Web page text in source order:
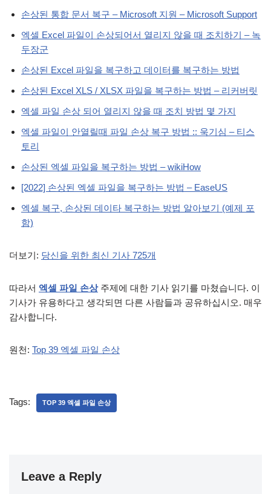
손상된 통합 문서 복구 – Microsoft 지원 – Microsoft Support
엑셀 Excel 파일이 손상되어서 열리지 않을 때 조치하기 – 녹
두장군
손상된 Excel 파일을 복구하고 데이터를 복구하는 방법
손상된 Excel XLS / XLSX 파일을 복구하는 방법 – 리커버릿
엑셀 파일 손상 되어 열리지 않을 때 조치 방법 몇 가지
엑셀 파일이 안열릴때 파일 손상 복구 방법 :: 욱기심 – 티스
토리
손상된 엑셀 파일을 복구하는 방법 – wikiHow
[2022] 손상된 엑셀 파일을 복구하는 방법 – EaseUS
엑셀 복구, 손상된 데이타 복구하는 방법 알아보기 (예제 포
함)
더보기: 당신을 위한 최신 기사 725개
따라서 엑셀 파일 손상주제에 대한 기사 읽기를 마쳤습니다. 이
기사가 유용하다고 생각되면 다른 사람들과 공유하십시오. 매우
감사합니다.
원천: Top 39 엑셀 파일 손상
Tags: TOP 39 엑셀 파일 손상
Leave a Reply